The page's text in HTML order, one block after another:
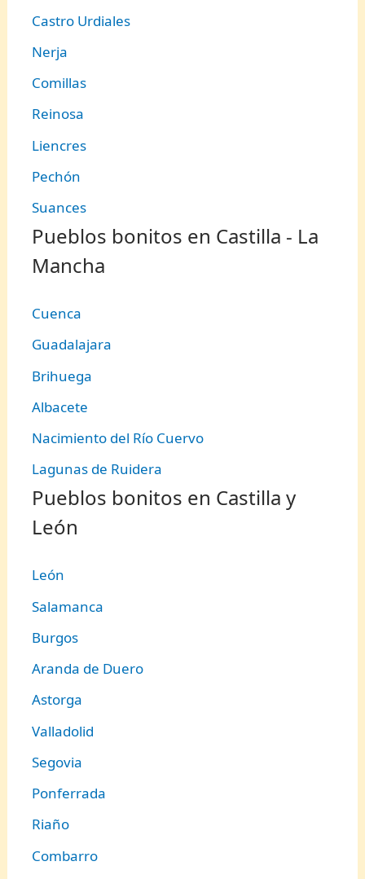
Castro Urdiales
Nerja
Comillas
Reinosa
Liencres
Pechón
Suances
Pueblos bonitos en Castilla - La
Mancha
Cuenca
Guadalajara
Brihuega
Albacete
Nacimiento del Río Cuervo
Lagunas de Ruidera
Pueblos bonitos en Castilla y
León
León
Salamanca
Burgos
Aranda de Duero
Astorga
Valladolid
Segovia
Ponferrada
Riaño
Combarro